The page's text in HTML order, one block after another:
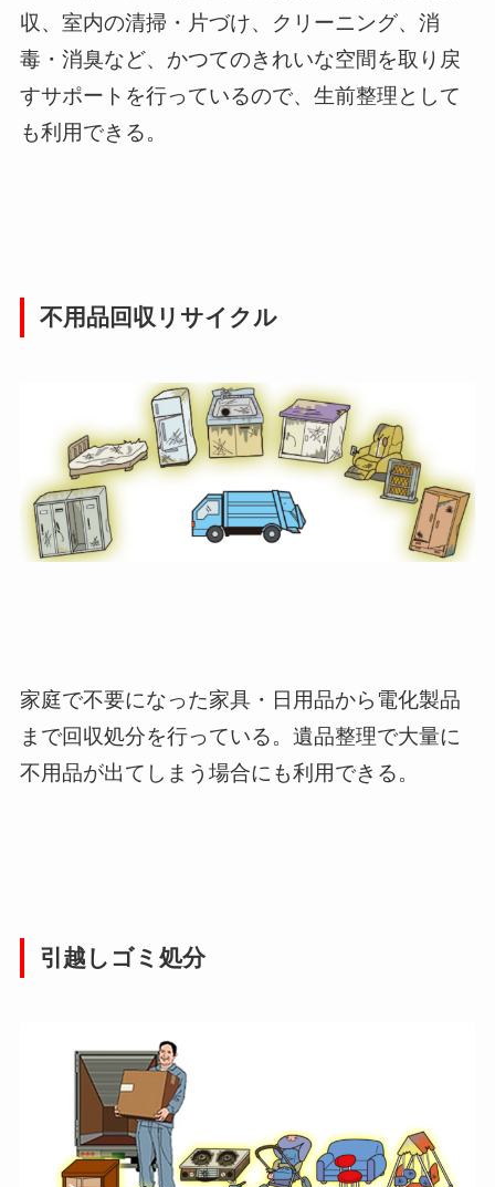
収、室内の清掃・片づけ、クリーニング、消
毒・消臭など、かつてのきれいな空間を取り戻
すサポートを行っているので、生前整理として
も利用できる。
不用品回収リサイクル
家庭で不要になった家具・日用品から電化製品
まで回収処分を行っている。遺品整理で大量に
不用品が出てしまう場合にも利用できる。
引越しゴミ処分